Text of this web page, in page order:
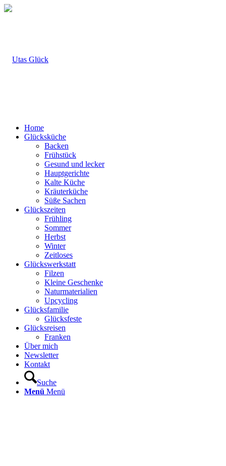
Home
Glücksküche
Backen
Frühstück
Gesund und lecker
Hauptgerichte
Kalte Küche
Kräuterküche
Süße Sachen
Glückszeiten
Frühling
Sommer
Herbst
Winter
Zeitloses
Glückswerkstatt
Filzen
Kleine Geschenke
Naturmaterialien
Upcycling
Glücksfamilie
Glücksfeste
Glücksreisen
Franken
Über mich
Newsletter
Kontakt
Suche
Menü Menü